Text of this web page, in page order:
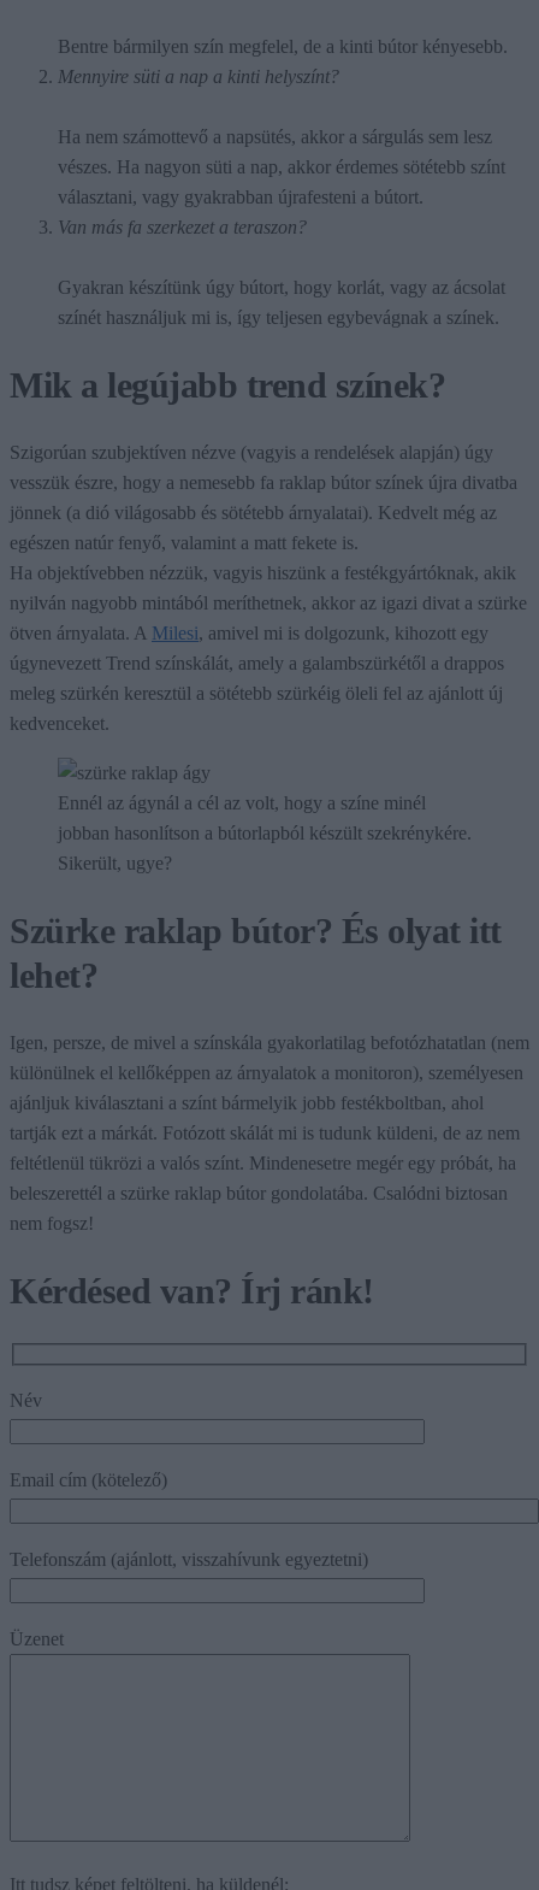
Bentre bármilyen szín megfelel, de a kinti bútor kényesebb.
Mennyire süti a nap a kinti helyszínt?
Ha nem számottevő a napsütés, akkor a sárgulás sem lesz
vészes. Ha nagyon süti a nap, akkor érdemes sötétebb színt
választani, vagy gyakrabban újrafesteni a bútort.
Van más fa szerkezet a teraszon?
Gyakran készítünk úgy bútort, hogy korlát, vagy az ácsolat
színét használjuk mi is, így teljesen egybevágnak a színek.
Mik a legújabb trend színek?
Szigorúan szubjektíven nézve (vagyis a rendelések alapján) úgy
vesszük észre, hogy a nemesebb fa raklap bútor színek újra divatba
jönnek (a dió világosabb és sötétebb árnyalatai). Kedvelt még az
egészen natúr fenyő, valamint a matt fekete is.
Ha objektívebben nézzük, vagyis hiszünk a festékgyártóknak, akik
nyilván nagyobb mintából meríthetnek, akkor az igazi divat a szürke
ötven árnyalata. A Milesi, amivel mi is dolgozunk, kihozott egy
úgynevezett Trend színskálát, amely a galambszürkétől a drappos
meleg szürkén keresztül a sötétebb szürkéig öleli fel az ajánlott új
kedvenceket.
Ennél az ágynál a cél az volt, hogy a színe minél
jobban hasonlítson a bútorlapból készült szekrénykére.
Sikerült, ugye?
Szürke raklap bútor? És olyat itt
lehet?
Igen, persze, de mivel a színskála gyakorlatilag befotózhatatlan (nem
különülnek el kellőképpen az árnyalatok a monitoron), személyesen
ajánljuk kiválasztani a színt bármelyik jobb festékboltban, ahol
tartják ezt a márkát. Fotózott skálát mi is tudunk küldeni, de az nem
feltétlenül tükrözi a valós színt. Mindenesetre megér egy próbát, ha
beleszerettél a szürke raklap bútor gondolatába. Csalódni biztosan
nem fogsz!
Kérdésed van? Írj ránk!
Név
Email cím (kötelező)
Telefonszám (ajánlott, visszahívunk egyeztetni)
Üzenet
Itt tudsz képet feltölteni, ha küldenél: